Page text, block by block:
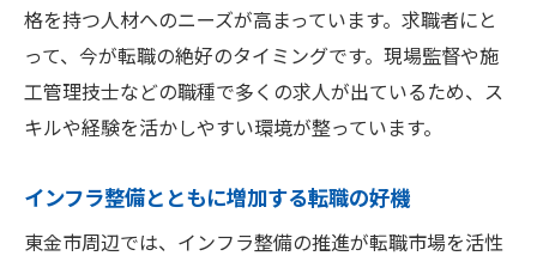
年収アップを目指す転職術を徹底解説
土木施工管理募集で年収アップを実現する
コツ
年収アップに役立つ土木施工管理の戦略
経験と資格を活かした賢い転職方法
格を持つ人材へのニーズが高まっています。求職者にと
って、今が転職の絶好のタイミングです。現場監督や施
工管理技士などの職種で多くの求人が出ているため、ス
キルや経験を活かしやすい環境が整っています。
インフラ整備とともに増加する転職の好機
東金市周辺では、インフラ整備の推進が転職市場を活性